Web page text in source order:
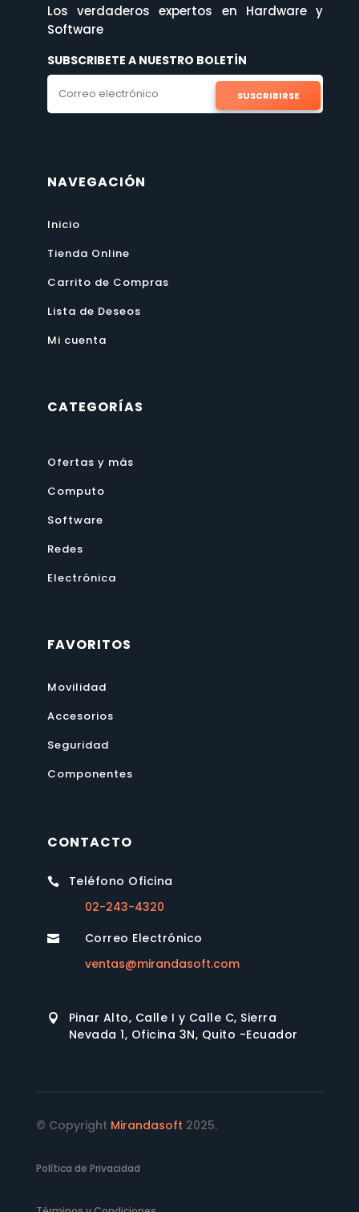
Los verdaderos expertos en Hardware y
Software
SUBSCRIBETE A NUESTRO BOLETÍN
SUSCRIBIRSE
NAVEGACIÓN
Inicio
Tienda Online
Carrito de Compras
Lista de Deseos
Mi cuenta
CATEGORÍAS
Ofertas y más
Computo
Software
Redes
Electrónica
FAVORITOS
Movilidad
Accesorios
Seguridad
Componentes
CONTACTO

Teléfono Oficina
02-243-4320

Correo Electrónico
ventas@mirandasoft.com

Pinar Alto, Calle I y Calle C, Sierra
Nevada 1, Oficina 3N, Quito -Ecuador
© Copyright Mirandasoft 2025.
Política de Privacidad